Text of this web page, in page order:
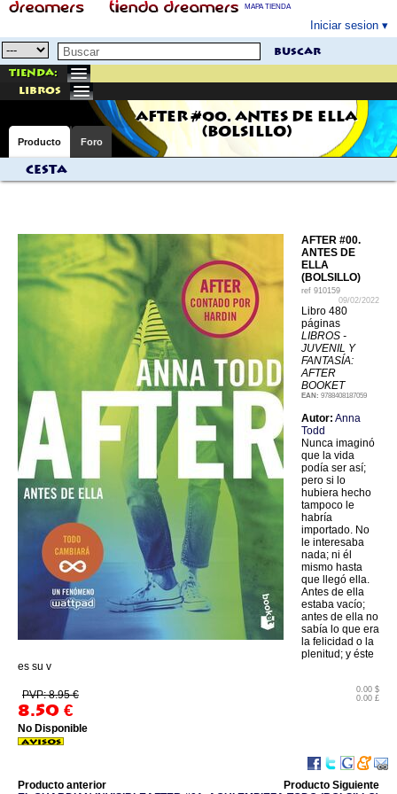
MAPA TIENDA
Iniciar sesion
buscar
Tienda:
libros
AFTER #00. ANTES DE ELLA
(BOLSILLO)
Producto Foro
Cesta
AFTER #00.
ANTES DE
ELLA
(BOLSILLO)
ref 910159
09/02/2022
Libro 480
páginas
LIBROS -
JUVENIL Y
FANTASÍA:
AFTER
BOOKET
EAN: 9788408187059
Autor: Anna
Todd
Nunca imaginó
que la vida
podía ser así;
pero si lo
hubiera hecho
tampoco le
habría
importado. No
le interesaba
nada; ni él
mismo hasta
que llegó ella.
Antes de ella
estaba vacío;
antes de ella no
sabía lo que era
la felicidad o la
plenitud; y éste
es su v
PVP: 8.95 €
8.50 €
0.00 $
0.00 £
No Disponible
Producto anterior
Producto Siguiente